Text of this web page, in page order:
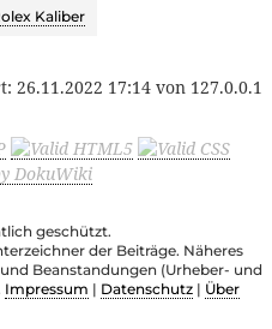
Kaliber
26.11.2022 17:14 von 127.0.0.1
geschützt.
der Beiträge. Näheres
Beanstandungen (Urheber- und
Impressum | Datenschutz | Über